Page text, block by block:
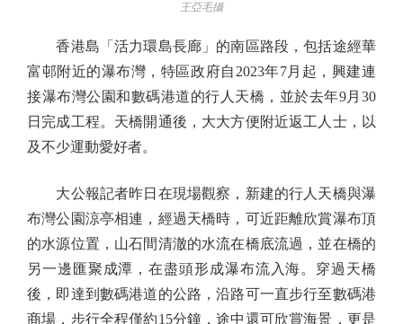
王亞毛攝
香港島「活力環島長廊」的南區路段，包括途經華
富邨附近的瀑布灣，特區政府自2023年7月起，興建連
接瀑布灣公園和數碼港道的行人天橋，並於去年9月30
日完成工程。天橋開通後，大大方便附近返工人士，以
及不少運動愛好者。
大公報記者昨日在現場觀察，新建的行人天橋與瀑
布灣公園涼亭相連，經過天橋時，可近距離欣賞瀑布頂
的水源位置，山石間清澈的水流在橋底流過，並在橋的
另一邊匯聚成潭，在盡頭形成瀑布流入海。穿過天橋
後，即達到數碼港道的公路，沿路可一直步行至數碼港
商場，步行全程僅約15分鐘，途中還可欣賞海景，更是